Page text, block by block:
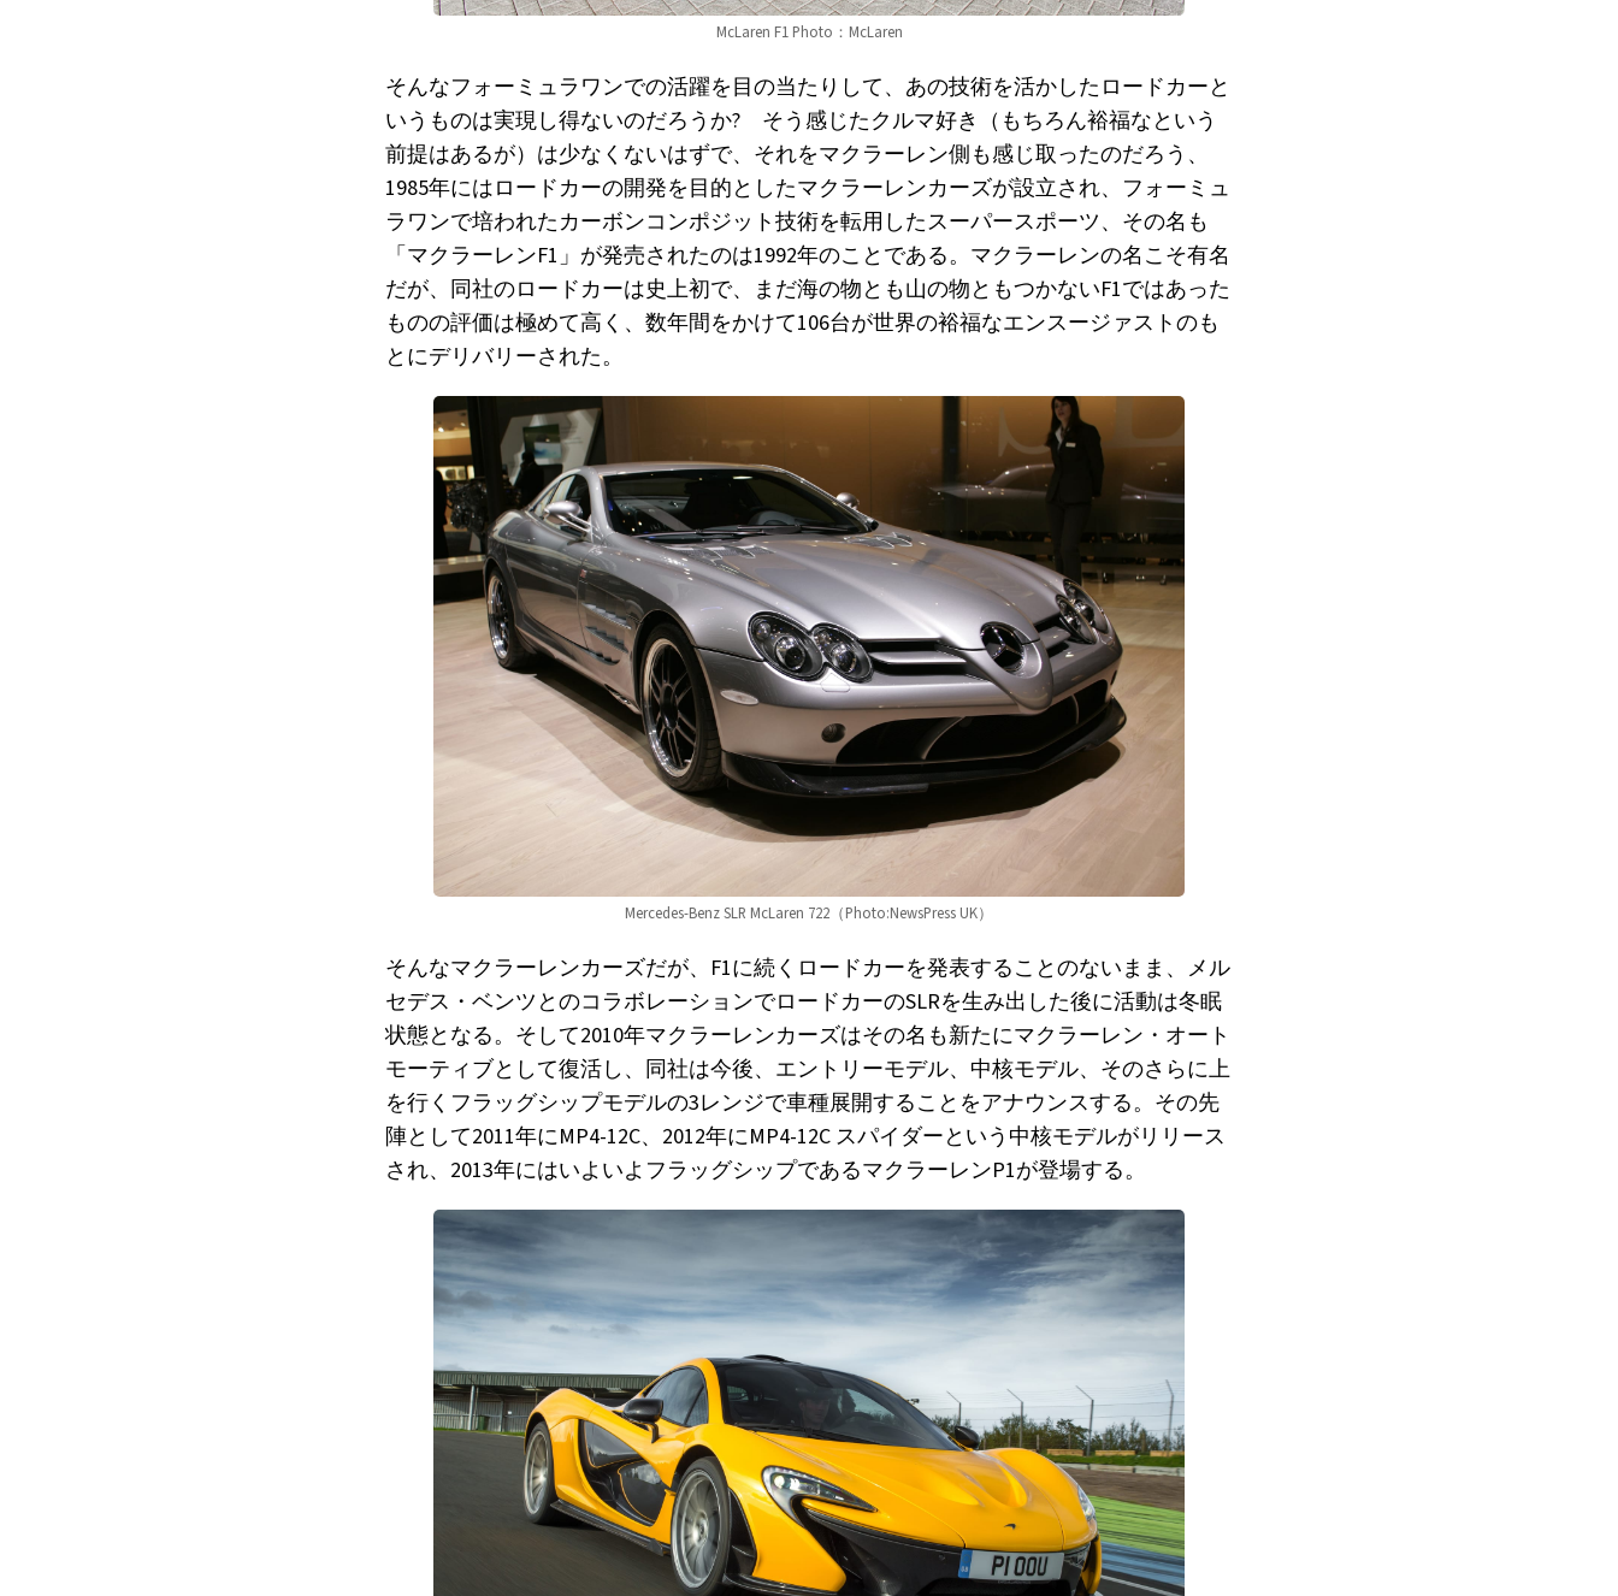
McLaren F1 Photo：McLaren
そんなフォーミュラワンでの活躍を目の当たりして、あの技術を活かしたロードカーと
いうものは実現し得ないのだろうか? そう感じたクルマ好き（もちろん裕福なという
前提はあるが）は少なくないはずで、それをマクラーレン側も感じ取ったのだろう、
1985年にはロードカーの開発を目的としたマクラーレンカーズが設立され、フォーミュ
ラワンで培われたカーボンコンポジット技術を転用したスーパースポーツ、その名も
「マクラーレンF1」が発売されたのは1992年のことである。マクラーレンの名こそ有名
だが、同社のロードカーは史上初で、まだ海の物とも山の物ともつかないF1ではあった
ものの評価は極めて高く、数年間をかけて106台が世界の裕福なエンスージァストのも
とにデリバリーされた。
Mercedes-Benz SLR McLaren 722（Photo:NewsPress UK）
そんなマクラーレンカーズだが、F1に続くロードカーを発表することのないまま、メル
セデス・ベンツとのコラボレーションでロードカーのSLRを生み出した後に活動は冬眠
状態となる。そして2010年マクラーレンカーズはその名も新たにマクラーレン・オート
モーティブとして復活し、同社は今後、エントリーモデル、中核モデル、そのさらに上
を行くフラッグシップモデルの3レンジで車種展開することをアナウンスする。その先
陣として2011年にMP4-12C、2012年にMP4-12C スパイダーという中核モデルがリリース
され、2013年にはいよいよフラッグシップであるマクラーレンP1が登場する。